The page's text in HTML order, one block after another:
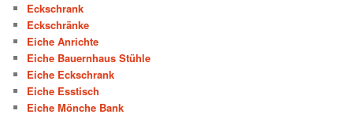
Eckschrank
Eckschränke
Eiche Anrichte
Eiche Bauernhaus Stühle
Eiche Eckschrank
Eiche Esstisch
Eiche Mönche Bank